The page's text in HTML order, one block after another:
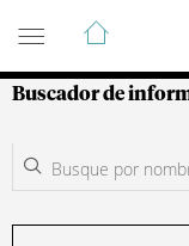
Guía de
Buscador de